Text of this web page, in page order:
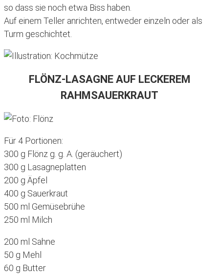
so dass sie noch etwa Biss haben.
Auf einem Teller anrichten, entweder einzeln oder als
Turm geschichtet.
FLÖNZ-LASAGNE AUF LECKEREM
RAHMSAUERKRAUT
Für 4 Portionen:
300 g Flönz g. g. A. (geräuchert)
300 g Lasagneplatten
200 g Äpfel
400 g Sauerkraut
500 ml Gemüsebrühe
250 ml Milch
200 ml Sahne
50 g Mehl
60 g Butter